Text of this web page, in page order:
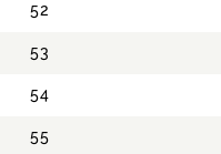
52
53
54
55